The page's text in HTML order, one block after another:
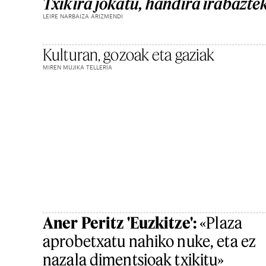
LEIRE NARBAIZA ARIZMENDI
Kulturan, gozoak eta gaziak
MIREN MUJIKA TELLERIA
Aner Peritz 'Euzkitze':«Plaza
aprobetxatu nahiko nuke, eta ez
nazala dimentsioak txikitu»